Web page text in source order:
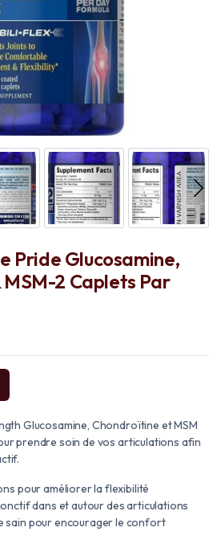
Pride Glucosamine,
2 Caplets Par
Glucosamine, Chondroïtine et MSM
prendre soin de vos articulations afin
pour améliorer la flexibilité
dans et autour des articulations
sain pour encourager le confort